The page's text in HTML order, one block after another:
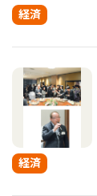
経済
経済